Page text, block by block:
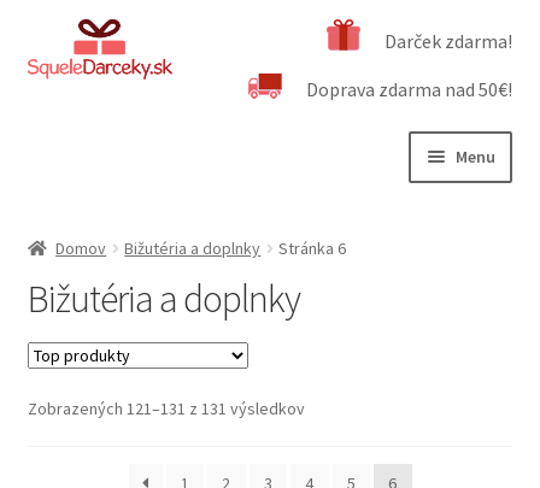
Preskočiť
na
Preskočiť
na
Darček zdarma!
Doprava zdarma nad 50€!
Menu
Bižutéria a doplnky
Domácnosť a šport
Autodoplnky
Domov Bižutéria a doplnky Stránka 6
Bižutéria a doplnky
Zobrazených 121–131 z 131 výsledkov
1 2 3 4 5 6